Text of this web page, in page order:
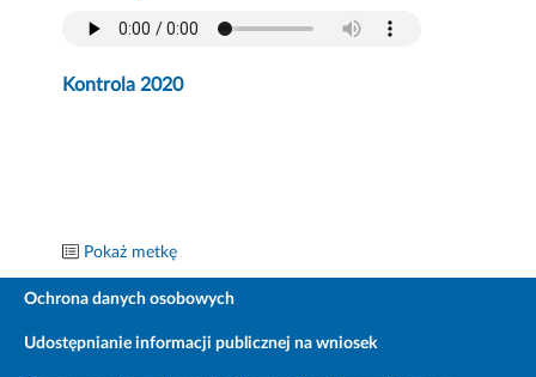
Kontrola 2020
Pokaż metkę
Ochrona danych osobowych
Udostępnianie informacji publicznej na wniosek